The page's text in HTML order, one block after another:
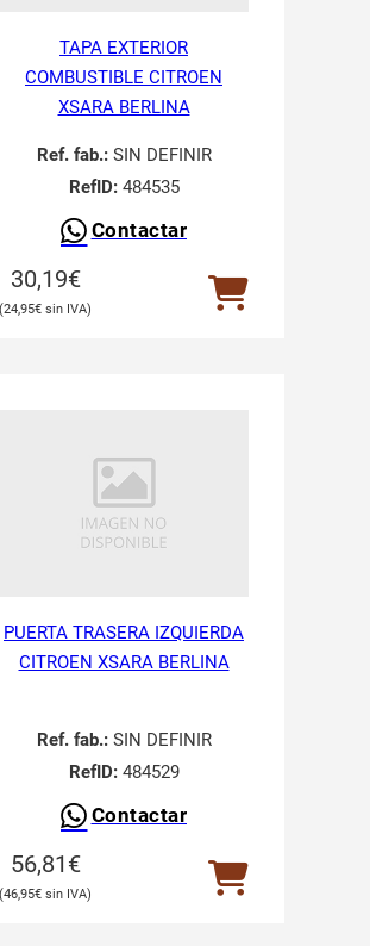
TAPA EXTERIOR
COMBUSTIBLE CITROEN
XSARA BERLINA
Ref. fab.:SIN DEFINIR
RefID:484535
Contactar
30,19€
24,95€
PUERTA TRASERA IZQUIERDA
CITROEN XSARA BERLINA
Ref. fab.:SIN DEFINIR
RefID:484529
Contactar
56,81€
46,95€